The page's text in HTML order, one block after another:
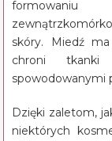
skóry. Miedź
chroni tkanki
spowodowanymi
Dzięki zaletom,
niektórych